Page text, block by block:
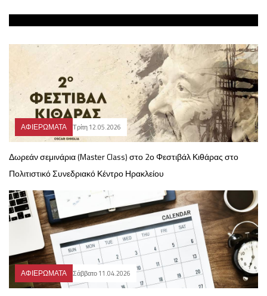
ΑΦΙΕΡΩΜΑΤΑ Τρίτη 12.05.2026
Δωρεάν σεμινάρια (Master Class) στο 2ο Φεστιβάλ Κιθάρας στο
Πολιτιστικό Συνεδριακό Κέντρο Ηρακλείου
ΑΦΙΕΡΩΜΑΤΑ Σάββατο 11.04.2026